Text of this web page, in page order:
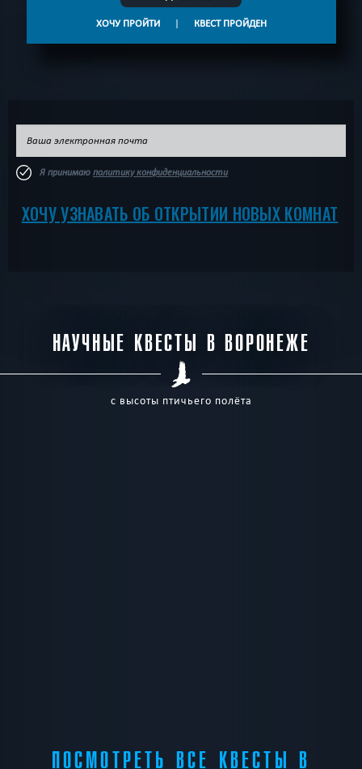
ХОЧУ ПРОЙТИ | КВЕСТ ПРОЙДЕН
Я принимаю политику конфиденциальности
ХОЧУ УЗНАВАТЬ ОБ ОТКРЫТИИ НОВЫХ КОМНАТ
НАУЧНЫЕ КВЕСТЫ В ВОРОНЕЖЕ
с высоты птичьего полёта
ПОСМОТРЕТЬ ВСЕ КВЕСТЫ В